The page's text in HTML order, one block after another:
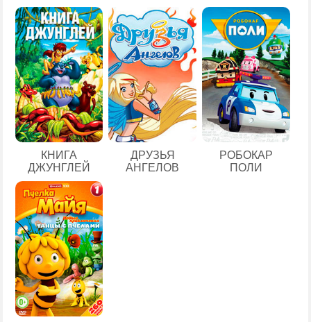
КНИГА
ДЖУНГЛЕЙ
ДРУЗЬЯ
АНГЕЛОВ
РОБОКАР
ПОЛИ